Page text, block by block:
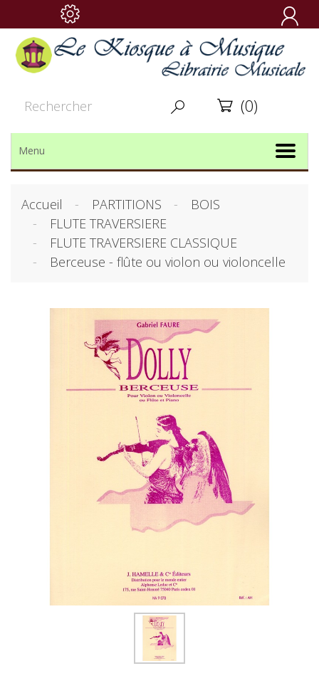

  (0)
Menu
Accueil PARTITIONS
BOIS
FLUTE TRAVERSIERE
FLUTE TRAVERSIERE CLASSIQUE
Berceuse - flûte ou violon ou violoncelle